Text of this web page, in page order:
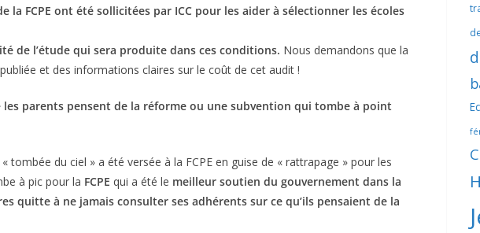
la FCPE ont été sollicitées par ICC pour les aider à sélectionner les écoles
de l’étude qui sera produite dans ces conditions. Nous demandons que la
et des informations claires sur le coût de cet audit !
les parents pensent de la réforme ou une subvention qui tombe à point
tombée du ciel » a été versée à la FCPE en guise de « rattrapage » pour les
à pic pour la FCPE qui a été le meilleur soutien du gouvernement dans la
quitte à ne jamais consulter ses adhérents sur ce qu’ils pensaient de la